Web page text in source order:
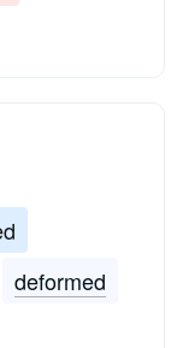
deformed